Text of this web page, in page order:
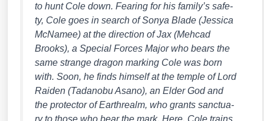
to hunt Cole down. Fea­ring for his family’s safe­
ty, Cole goes in search of Sonya Bla­de (Jes­si­ca
McNa­mee) at the direc­tion of Jax (Meh­cad
Brooks), a Spe­cial Forces Major who bears the
same stran­ge dra­gon mar­king Cole was born
with. Soon, he finds hims­elf at the temp­le of Lord
Rai­den (Tad­ano­bu Asa­no), an Elder God and
the pro­tec­tor of Ear­th­re­alm, who grants sanc­tua­
ry to tho­se who bear the mark. Here, Cole trains